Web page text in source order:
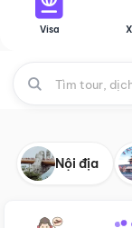
Visa
Nội địa